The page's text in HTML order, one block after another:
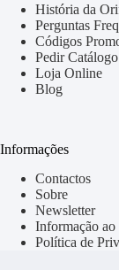
História da
Perguntas
Códigos
Pedir
Loja Online
Blog
Informações
Contactos
Sobre
Newsletter
Informação
Política de